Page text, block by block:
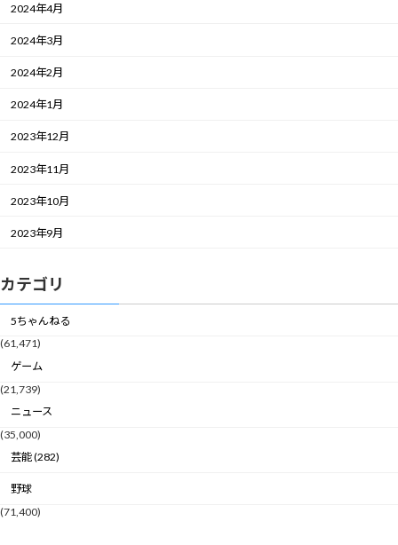
2024年4月
2024年3月
2024年2月
2024年1月
2023年12月
2023年11月
2023年10月
2023年9月
カテゴリ
5ちゃんねる
(61,471)
ゲーム
(21,739)
ニュース
(35,000)
芸能 (282)
野球
(71,400)